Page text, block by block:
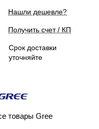
Нашли дешевле?
Получить счет / КП
Срок доставки
уточняйте
товары Gree